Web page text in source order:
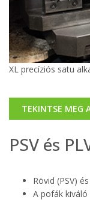
XL precíziós satu
TEKINTSE MEG
PSV és
Rövid (PSV)
A pofák kiváló